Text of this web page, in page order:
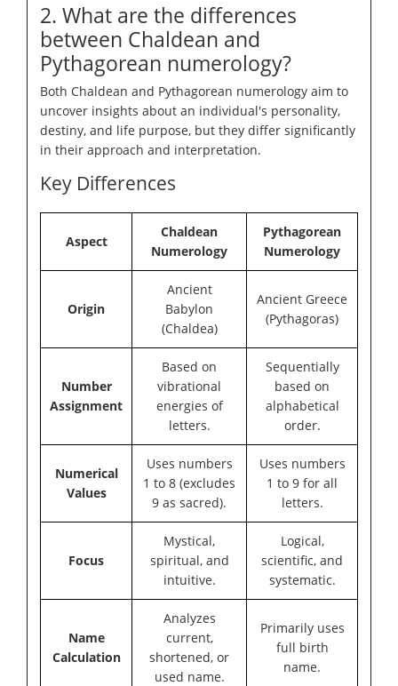
2. What are the differences
between Chaldean and
Pythagorean numerology?
Both Chaldean and Pythagorean numerology aim to
uncover insights about an individual's personality,
destiny, and life purpose, but they differ significantly
in their approach and interpretation.
Key Differences
Aspect
Chaldean
Numerology
Pythagorean
Numerology
Origin
Ancient
Babylon
(Chaldea)
Ancient Greece
(Pythagoras)
Number
Assignment
Based on
vibrational
energies of
letters.
Sequentially
based on
alphabetical
order.
Numerical
Values
Uses numbers
1 to 8 (excludes
9 as sacred).
Uses numbers
1 to 9 for all
letters.
Focus
Mystical,
spiritual, and
intuitive.
Logical,
scientific, and
systematic.
Name
Calculation
Analyzes
current,
shortened, or
used name.
Primarily uses
full birth
name.